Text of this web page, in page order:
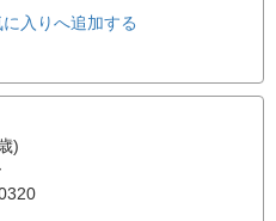
に入りへ追加する
)